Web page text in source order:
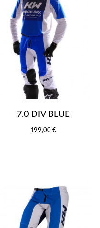
7.0 DIV BLUE
199,00 €